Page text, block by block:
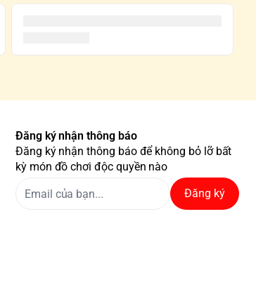
Đăng ký nhận thông báo
Đăng ký nhận thông báo để không bỏ lỡ bất
kỳ món đồ chơi độc quyền nào
Đăng ký